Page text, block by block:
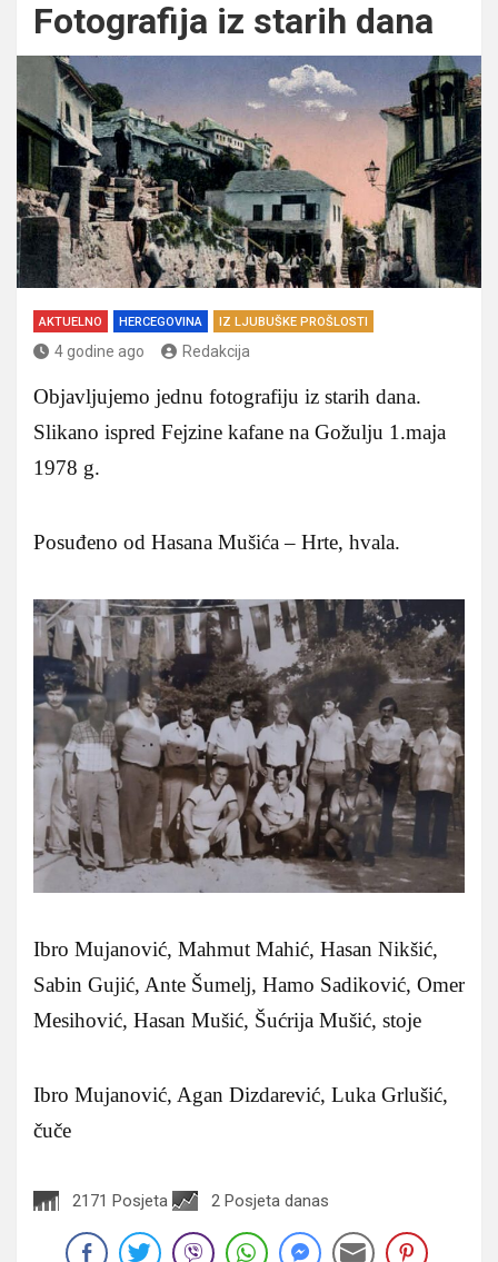
Fotografija iz starih dana
AKTUELNO HERCEGOVINA IZ LJUBUŠKE PROŠLOSTI
4 godine ago Redakcija
Objavljujemo jednu fotografiju iz starih dana.
Slikano ispred Fejzine kafane na Gožulju 1.maja
1978 g.
Posuđeno od Hasana Mušića – Hrte, hvala.
Ibro Mujanović, Mahmut Mahić, Hasan Nikšić,
Sabin Gujić, Ante Šumelj, Hamo Sadiković, Omer
Mesihović, Hasan Mušić, Šućrija Mušić, stoje
Ibro Mujanović, Agan Dizdarević, Luka Grlušić,
čuče
2171 Posjeta 2 Posjeta danas